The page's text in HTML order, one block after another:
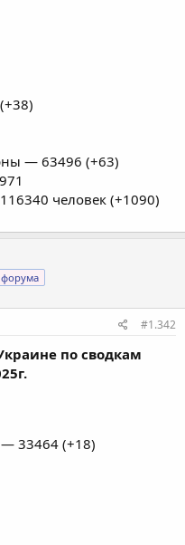
— 63496 (+63)
человек (+1090)
#1.342
по сводкам
33464 (+18)